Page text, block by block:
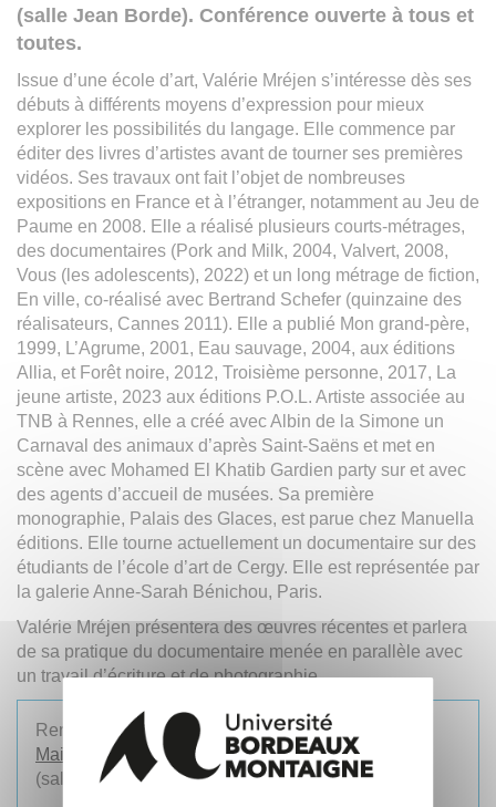
(salle Jean Borde). Conférence ouverte à tous et
toutes.
Issue d’une école d’art, Valérie Mréjen s’intéresse dès ses
débuts à différents moyens d’expression pour mieux
explorer les possibilités du langage. Elle commence par
éditer des livres d’artistes avant de tourner ses premières
vidéos. Ses travaux ont fait l’objet de nombreuses
expositions en France et à l’étranger, notamment au Jeu de
Paume en 2008. Elle a réalisé plusieurs courts-métrages,
des documentaires (Pork and Milk, 2004, Valvert, 2008,
Vous (les adolescents), 2022) et un long métrage de fiction,
En ville, co-réalisé avec Bertrand Schefer (quinzaine des
réalisateurs, Cannes 2011). Elle a publié Mon grand-père,
1999, L’Agrume, 2001, Eau sauvage, 2004, aux éditions
Allia, et Forêt noire, 2012, Troisième personne, 2017, La
jeune artiste, 2023 aux éditions P.O.L. Artiste associée au
TNB à Rennes, elle a créé avec Albin de la Simone un
Carnaval des animaux d’après Saint-Saëns et met en
scène avec Mohamed El Khatib Gardien party sur et avec
des agents d’accueil de musées. Sa première
monographie, Palais des Glaces, est parue chez Manuella
éditions. Elle tourne actuellement un documentaire sur des
étudiants de l’école d’art de Cergy. Elle est représentée par
la galerie Anne-Sarah Bénichou, Paris.
Valérie Mréjen présentera des œuvres récentes et parlera
de sa pratique du documentaire menée en parallèle avec
un travail d’écriture et de photographie.
Rendez-vous le mardi 11 février 2025 à 17h30 à
Maison des Sciences Humaines de Bordeaux
(salle Jean Borde)